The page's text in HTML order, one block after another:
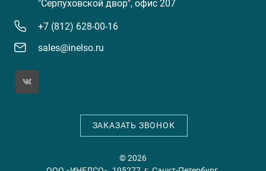
"Серпуховской двор", офис 207
+7 (812) 628-00-16
sales@inelso.ru
ЗАКАЗАТЬ ЗВОНОК
© 2026